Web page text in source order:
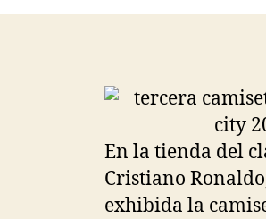
En la tienda del
Cristiano
exhibida la